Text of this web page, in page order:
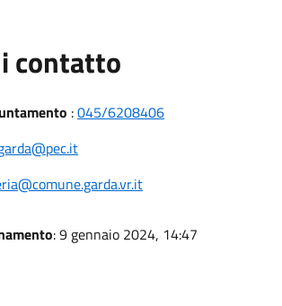
contatto
:045/6208406
: 9 gennaio 2024, 14:47